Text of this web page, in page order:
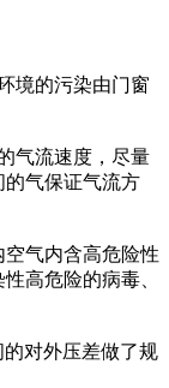
境的污染由门窗
气流速度，尽量
气保证气流方
气内含高危险性
高危险的病毒、
对外压差做了规